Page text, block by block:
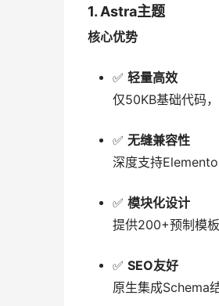
1. Astra主题
核心优势
✅ 轻量高效
仅50KB基础代码
✅ 无缝兼容性
深度支持
✅ 模块化设计
提供200+预制模
✅ SEO友好
原生集成Schema